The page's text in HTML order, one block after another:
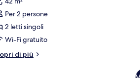
Per 2 persone
2 letti singoli
Wi-Fi gratuito
di più